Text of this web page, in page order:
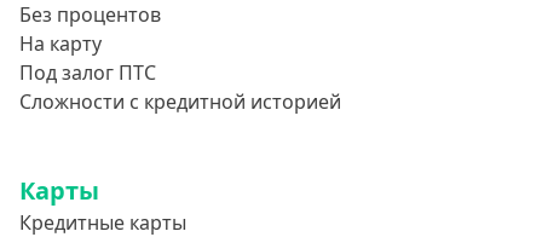
Без процентов
На карту
Под залог ПТС
Сложности с кредитной историей
Карты
Кредитные карты